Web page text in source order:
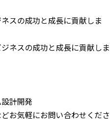
スの成功と成長に貢献しま
計開発
お気軽にお問い合わせくださ